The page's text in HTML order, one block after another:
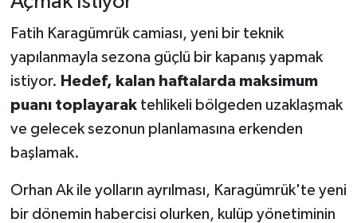
Fatih Karagümrük camiası, yeni bir teknik
yapılanmayla sezona güçlü bir kapanış yapmak
istiyor. Hedef, kalan haftalarda maksimum
puanı toplayaraktehlikeli bölgeden uzaklaşmak
ve gelecek sezonun planlamasına erkenden
başlamak.
Orhan Ak ile yolların ayrılması, Karagümrük'te yeni
bir dönemin habercisi olurken, kulüp yönetiminin